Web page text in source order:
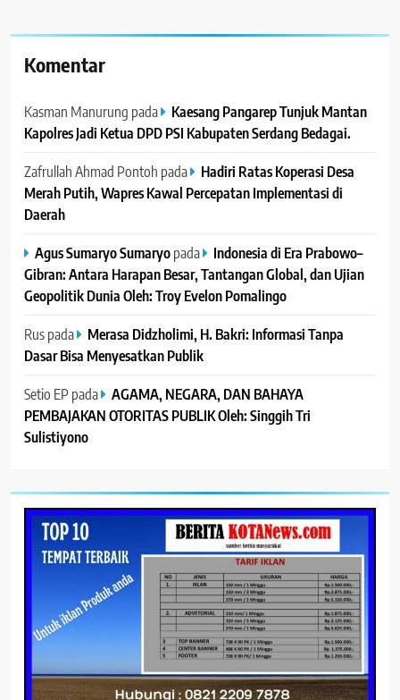
Komentar
Kasman Manurung pada
Kaesang Pangarep Tunjuk Mantan
Kapolres Jadi Ketua DPD PSI Kabupaten Serdang Bedagai. ‎ ‎
Zafrullah Ahmad Pontoh pada
Hadiri Ratas Koperasi Desa
Merah Putih, Wapres Kawal Percepatan Implementasi di
Daerah
Agus Sumaryo Sumaryopada
Indonesia di Era Prabowo–
Gibran: Antara Harapan Besar, Tantangan Global, dan Ujian
Geopolitik Dunia Oleh: Troy Evelon Pomalingo
Ruspada
Merasa Didzholimi, H. Bakri: Informasi Tanpa
Dasar Bisa Menyesatkan Publik
Setio EP pada
AGAMA, NEGARA, DAN BAHAYA
PEMBAJAKAN OTORITAS PUBLIK Oleh: Singgih Tri
Sulistiyono